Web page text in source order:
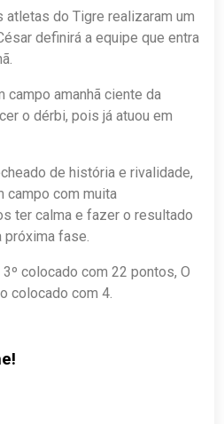
atletas do Tigre realizaram um
definirá a equipe que entra
campo amanhã ciente da
o dérbi, pois já atuou em
de história e rivalidade,
campo com muita
ter calma e fazer o resultado
fase.
colocado com 22 pontos, O
colocado com 4.